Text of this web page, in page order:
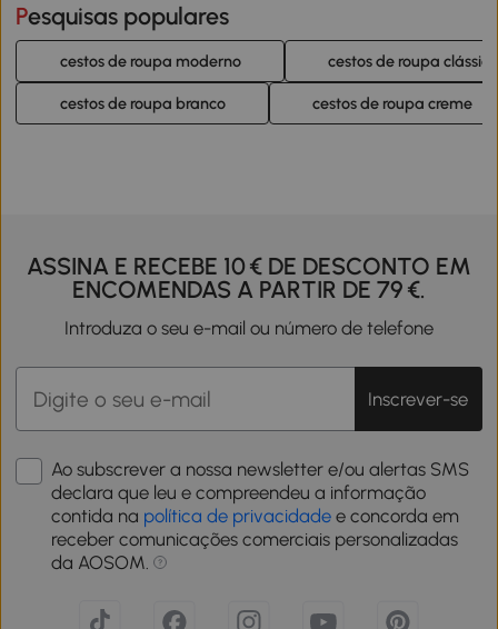
Pesquisas populares
cestos de roupa moderno cestos de roupa clássico
cestos de roupa branco cestos de roupa creme
ASSINA E RECEBE 10 € DE DESCONTO EM
ENCOMENDAS A PARTIR DE 79 €.
Introduza o seu e-mail ou número de telefone
Inscrever-se
Ao subscrever a nossa newsletter e/ou alertas SMS
declara que leu e compreendeu a informação
contida na política de privacidade e concorda em
receber comunicações comerciais personalizadas
da AOSOM.